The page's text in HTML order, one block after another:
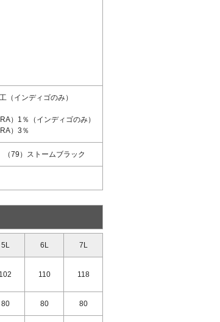
インディゴのみ）
）1％（インディゴのみ）
）3％
（79）ストームブラック
5L 6L 7L
102 110 118
80 80 80